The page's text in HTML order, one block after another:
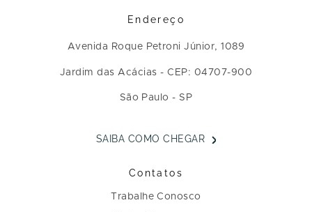
Endereço
Avenida Roque Petroni Júnior, 1089
Jardim das Acácias - CEP: 04707-900
São Paulo - SP
SAIBA COMO CHEGAR
Contatos
Trabalhe Conosco